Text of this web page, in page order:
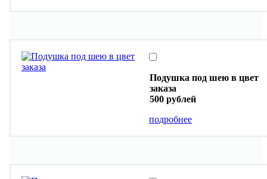
Подушка под шею в цвет
заказа
500 рублей
подробнее